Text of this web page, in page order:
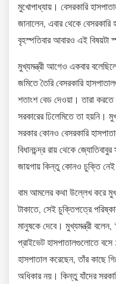
মুখোপাধ্যায়। বেসরকারি
জানালেন, এবার থেকে বেসরকারি
বৃহস্পতিবার আবারও এই বিষয়টা
মুখ্যমন্ত্রী আগেও একবার
জমিতে তৈরি বেসরকারি
শতাংশ বেড দেওয়া। তারা
সরকারের ঢিলেমিতে তা হয়নি।
সরকার কোনও বেসরকারি
বিধানচন্দ্র রায় থেকে
জায়গায় কিন্তু কোনও চুক্তি
বাম আমলের কথা উল্লেখ করে
টাকাতে, সেই চুক্তিপত্রে
মানুষকে দেবে। মুখ্যমন্ত্রী বলেন,
প্রাইভেট হাসপাতালগুলোতে বসে
হাসপাতাল করেছেন, তাঁর কাছে
অধিকার নয়। কিন্তু যাঁদের